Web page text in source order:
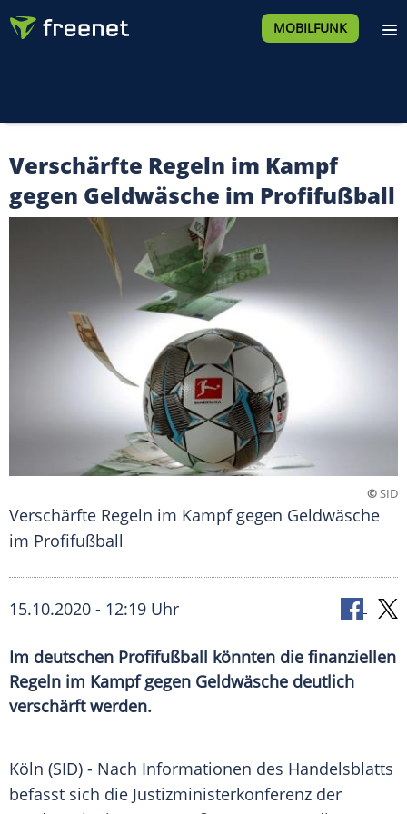
MOBILFUNK
Verschärfte Regeln im Kampf
gegen Geldwäsche im Profifußball
©SID
Verschärfte Regeln im Kampf gegen Geldwäsche
im Profifußball
15.10.2020 - 12:19 Uhr
Im deutschen Profifußball könnten die finanziellen
Regeln im Kampf gegen Geldwäsche deutlich
verschärft werden.
Köln (SID) - Nach Informationen des Handelsblatts
befasst sich die Justizministerkonferenz der